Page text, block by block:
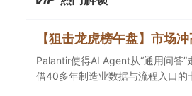
Palantir使得AI Agent从“通用问答”
借40多年制造业数据与流程入口的